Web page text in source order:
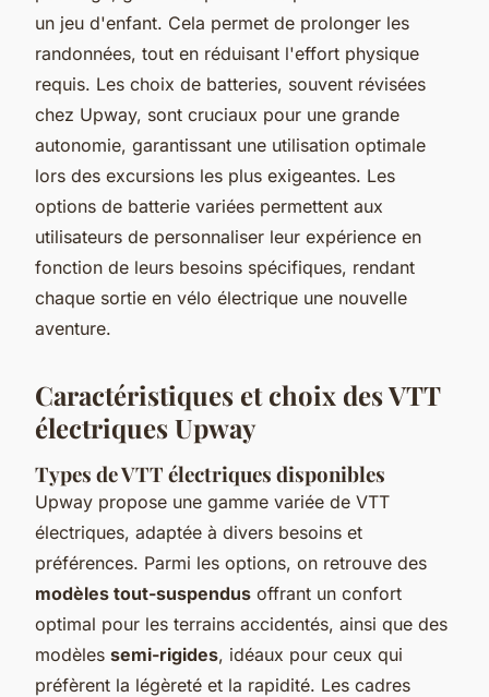
un jeu d'enfant. Cela permet de prolonger les
randonnées, tout en réduisant l'effort physique
requis. Les choix de batteries, souvent révisées
chez Upway, sont cruciaux pour une grande
autonomie, garantissant une utilisation optimale
lors des excursions les plus exigeantes. Les
options de batterie variées permettent aux
utilisateurs de personnaliser leur expérience en
fonction de leurs besoins spécifiques, rendant
chaque sortie en vélo électrique une nouvelle
aventure.
Caractéristiques et choix des VTT
électriques Upway
Types de VTT électriques disponibles
Upway propose une gamme variée de VTT
électriques, adaptée à divers besoins et
préférences. Parmi les options, on retrouve des
modèles tout-suspendus offrant un confort
optimal pour les terrains accidentés, ainsi que des
modèles semi-rigides, idéaux pour ceux qui
préfèrent la légèreté et la rapidité. Les cadres